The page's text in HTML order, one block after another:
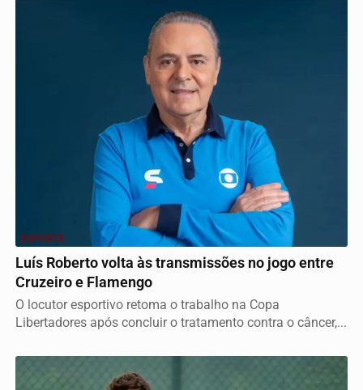
ESPORTE
Luís Roberto volta às transmissões no jogo entre
Cruzeiro e Flamengo
O locutor esportivo retoma o trabalho na Copa
Libertadores após concluir o tratamento contra o câncer,...